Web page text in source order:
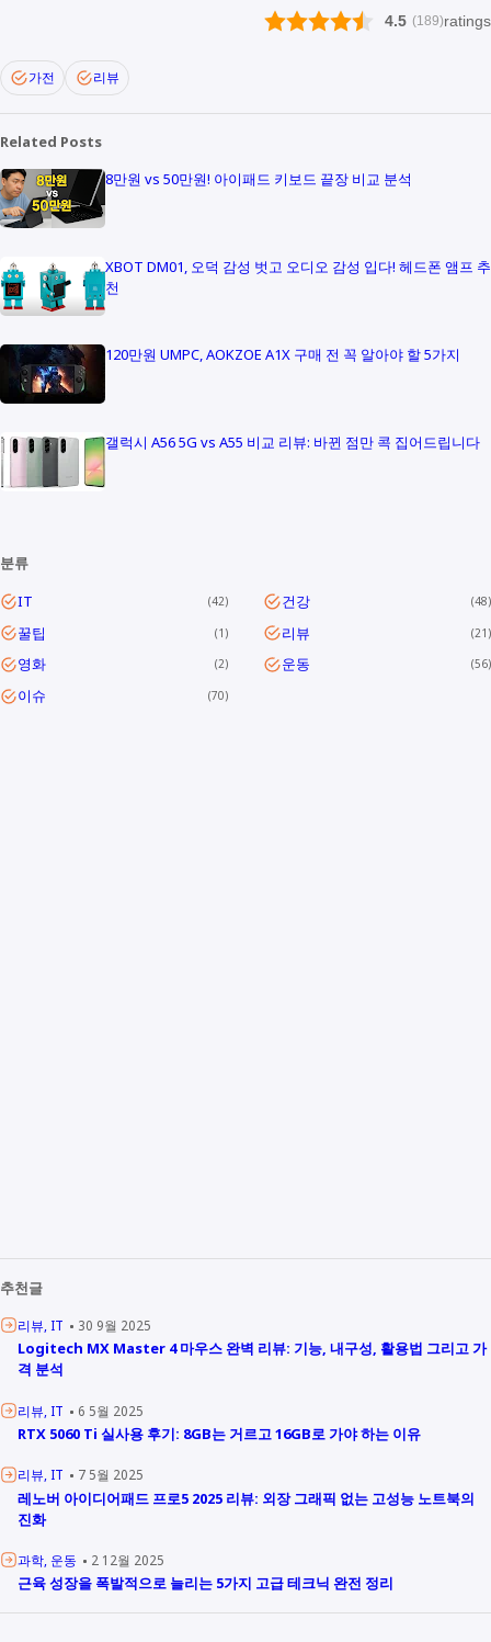
4.5 189 ratings
가전 리뷰
Related Posts
8만원 vs 50만원! 아이패드 키보드 끝장 비교 분석
XBOT DM01, 오덕 감성 벗고 오디오 감성 입다! 헤드폰 앰프 추
천
120만원 UMPC, AOKZOE A1X 구매 전 꼭 알아야 할 5가지
갤럭시 A56 5G vs A55 비교 리뷰: 바뀐 점만 콕 집어드립니다
분류
IT
42 건강 48
꿀팁 1 리뷰 21
영화 2 운동 56
이슈 70
추천글
리뷰 IT 30 9월 2025
Logitech MX Master 4 마우스 완벽 리뷰: 기능, 내구성, 활용법 그리고 가
격 분석
리뷰 IT 6 5월 2025
RTX 5060 Ti 실사용 후기: 8GB는 거르고 16GB로 가야 하는 이유
리뷰 IT 7 5월 2025
레노버 아이디어패드 프로5 2025 리뷰: 외장 그래픽 없는 고성능 노트북의
진화
과학 운동 2 12월 2025
근육 성장을 폭발적으로 늘리는 5가지 고급 테크닉 완전 정리